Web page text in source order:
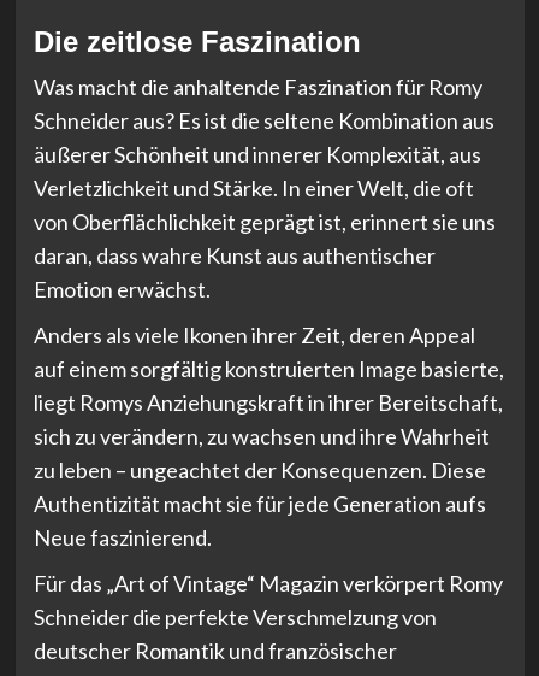
Die zeitlose Faszination
Was macht die anhaltende Faszination für Romy
Schneider aus? Es ist die seltene Kombination aus
äußerer Schönheit und innerer Komplexität, aus
Verletzlichkeit und Stärke. In einer Welt, die oft
von Oberflächlichkeit geprägt ist, erinnert sie uns
daran, dass wahre Kunst aus authentischer
Emotion erwächst.
Anders als viele Ikonen ihrer Zeit, deren Appeal
auf einem sorgfältig konstruierten Image basierte,
liegt Romys Anziehungskraft in ihrer Bereitschaft,
sich zu verändern, zu wachsen und ihre Wahrheit
zu leben – ungeachtet der Konsequenzen. Diese
Authentizität macht sie für jede Generation aufs
Neue faszinierend.
Für das „Art of Vintage“ Magazin verkörpert Romy
Schneider die perfekte Verschmelzung von
deutscher Romantik und französischer